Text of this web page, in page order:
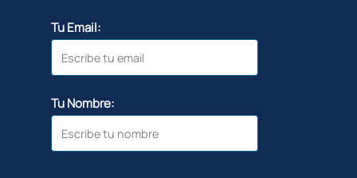
Tu Email:
Tu Nombre: